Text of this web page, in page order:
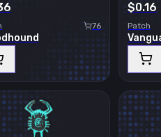
76
$0.16
Patch